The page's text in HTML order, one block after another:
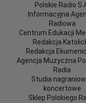
Polskie Radio
Informacyjna
Radiowa
Centrum Edukacji
Redakcja
Redakcja
Agencja Muzyczna
Radia
Studia
koncertowe
Sklep Polskiego